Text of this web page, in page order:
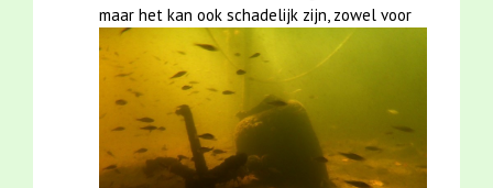
maar het kan ook schadelijk zijn, zowel voor